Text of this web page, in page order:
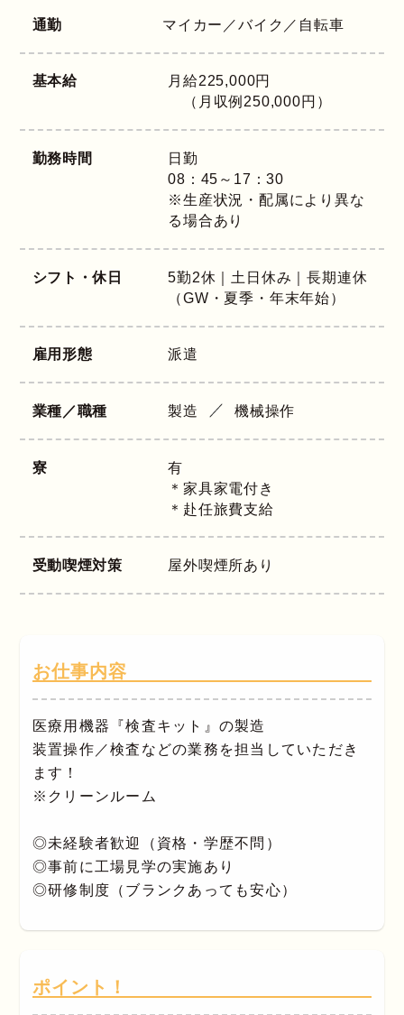
通勤 マイカー／バイク／自転車
基本給
月給225,000円
（月収例250,000円）
勤務時間
日勤
08：45～17：30
※生産状況・配属により異な
る場合あり
シフト・休日
5勤2休｜土日休み｜長期連休
（GW・夏季・年末年始）
雇用形態 派遣
業種／職種 製造 機械操作
寮
有
＊家具家電付き
＊赴任旅費支給
受動喫煙対策 屋外喫煙所あり
お仕事内容
医療用機器『検査キット』の製造
装置操作／検査などの業務を担当していただき
ます！
※クリーンルーム
◎未経験者歓迎（資格・学歴不問）
◎事前に工場見学の実施あり
◎研修制度（ブランクあっても安心）
ポイント！